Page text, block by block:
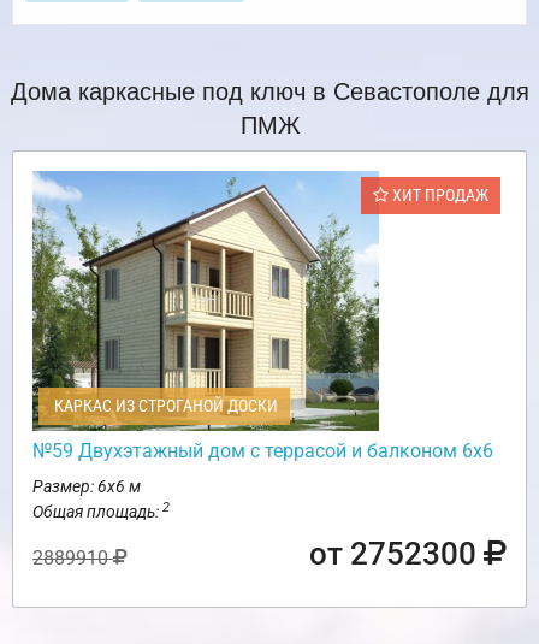
Дома каркасные под ключ в Севастополе для
ПМЖ
ХИТ ПРОДАЖ
КАРКАС ИЗ СТРОГАНОЙ ДОСКИ
№59 Двухэтажный дом с террасой и балконом 6х6
Размер: 6х6 м
Общая площадь: 2
2889910 от 2752300